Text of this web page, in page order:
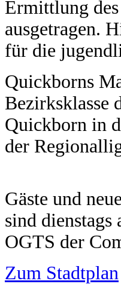
Ermittlung
ausgetragen.
für die
Quickborns
Bezirksklasse
Quickborn in
der
Gäste und
sind dienstags
OGTS der
Zum Stadtplan